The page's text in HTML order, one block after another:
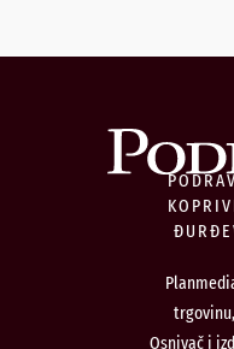
Osnivač i